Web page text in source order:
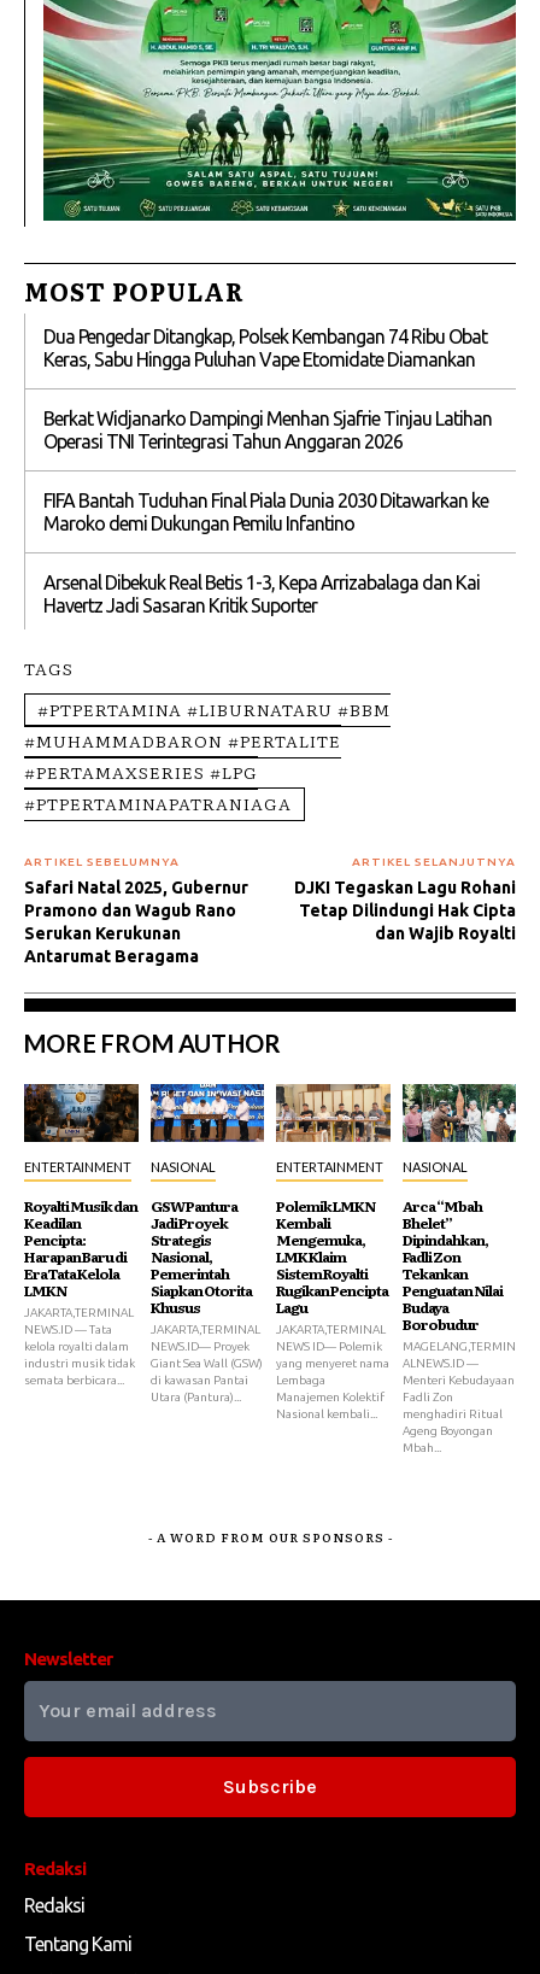
MOST POPULAR
Dua Pengedar Ditangkap, Polsek Kembangan 74 Ribu Obat
Keras, Sabu Hingga Puluhan Vape Etomidate Diamankan
Berkat Widjanarko Dampingi Menhan Sjafrie Tinjau Latihan
Operasi TNI Terintegrasi Tahun Anggaran 2026
FIFA Bantah Tuduhan Final Piala Dunia 2030 Ditawarkan ke
Maroko demi Dukungan Pemilu Infantino
Arsenal Dibekuk Real Betis 1-3, Kepa Arrizabalaga dan Kai
Havertz Jadi Sasaran Kritik Suporter
TAGS
#PTPERTAMINA #LIBURNATARU #BBM
#MUHAMMADBARON #PERTALITE
#PERTAMAXSERIES #LPG
#PTPERTAMINAPATRANIAGA
ARTIKEL SEBELUMNYA
Safari Natal 2025, Gubernur
Pramono dan Wagub Rano
Serukan Kerukunan
Antarumat Beragama
ARTIKEL SELANJUTNYA
DJKI Tegaskan Lagu Rohani
Tetap Dilindungi Hak Cipta
dan Wajib Royalti
MORE FROM AUTHOR
ENTERTAINMENT
Royalti Musik dan
Keadilan
Pencipta:
Harapan Baru di
Era Tata Kelola
LMKN
JAKARTA,TERMINAL
NEWS.ID — Tata
kelola royalti dalam
industri musik tidak
semata berbicara...
NASIONAL
GSW Pantura
Jadi Proyek
Strategis
Nasional,
Pemerintah
Siapkan Otorita
Khusus
JAKARTA,TERMINAL
NEWS.ID— Proyek
Giant Sea Wall (GSW)
di kawasan Pantai
Utara (Pantura)...
ENTERTAINMENT
Polemik LMKN
Kembali
Mengemuka,
LMK Klaim
Sistem Royalti
Rugikan Pencipta
Lagu
JAKARTA,TERMINAL
NEWS ID— Polemik
yang menyeret nama
Lembaga
Manajemen Kolektif
Nasional kembali...
NASIONAL
Arca “Mbah
Bhelet”
Dipindahkan,
Fadli Zon
Tekankan
Penguatan Nilai
Budaya
Borobudur
MAGELANG,TERMIN
ALNEWS.ID —
Menteri Kebudayaan
Fadli Zon
menghadiri Ritual
Ageng Boyongan
Mbah...
- A WORD FROM OUR SPONSORS -
Redaksi
Redaksi
Tentang Kami
Newsletter
Subscribe